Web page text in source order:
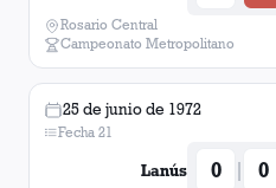
Rosario Central
Campeonato Metropolitano
25 de junio de 1972
Fecha 21
Lanús 0 | 0